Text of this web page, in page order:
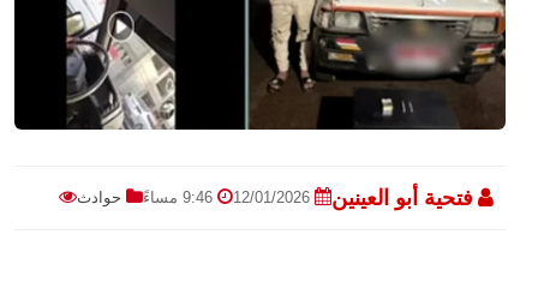
فتحية أبو العينين 12/01/2026 9:46 مساءً حوادث